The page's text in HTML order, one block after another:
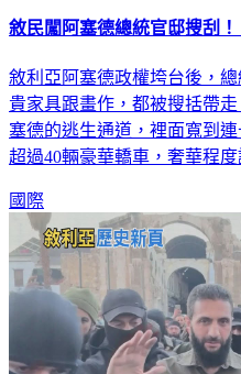
敘民闖阿塞德總統官邸搜刮
敘利亞阿塞德政權垮台後，
貴家具跟畫作，都被搜括帶
塞德的逃生通道，裡面寬到
超過40輛豪華轎車，奢華程
國際